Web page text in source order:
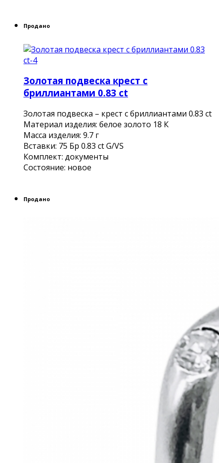
Продано
Золотая подвеска крест с
бриллиантами 0.83 ct
Золотая подвеска – крест с бриллиантами 0.83 ct
Материал изделия: белое золото 18 К
Масса изделия: 9.7 г
Вставки: 75 Бр 0.83 ct G/VS
Комплект: документы
Состояние: новое
Продано